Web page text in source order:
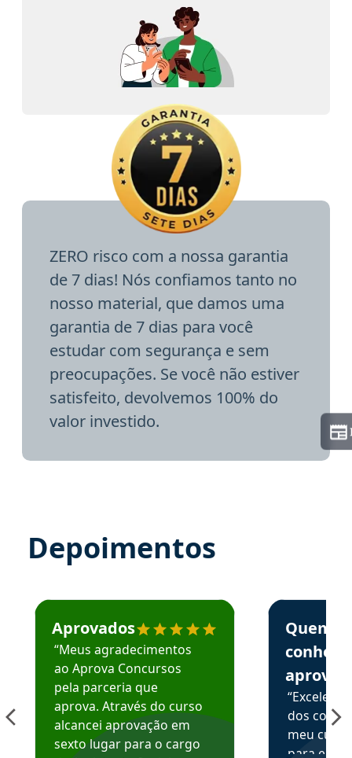
ZERO risco com a nossa garantia
de 7 dias! Nós confiamos tanto no
nosso material, que damos uma
garantia de 7 dias para você
estudar com segurança e sem
preocupações. Se você não estiver
satisfeito, devolvemos 100% do
valor investido.
Depoimentos
Estudante José recomenda o Aprova Concursos em
Aprovados
“Meus agradecimentos
ao Aprova Concursos
pela parceria que
aprova. Através do curso
alcancei aprovação em
sexto lugar para o cargo
Estudante
Quem
aprova
dos
meu
para